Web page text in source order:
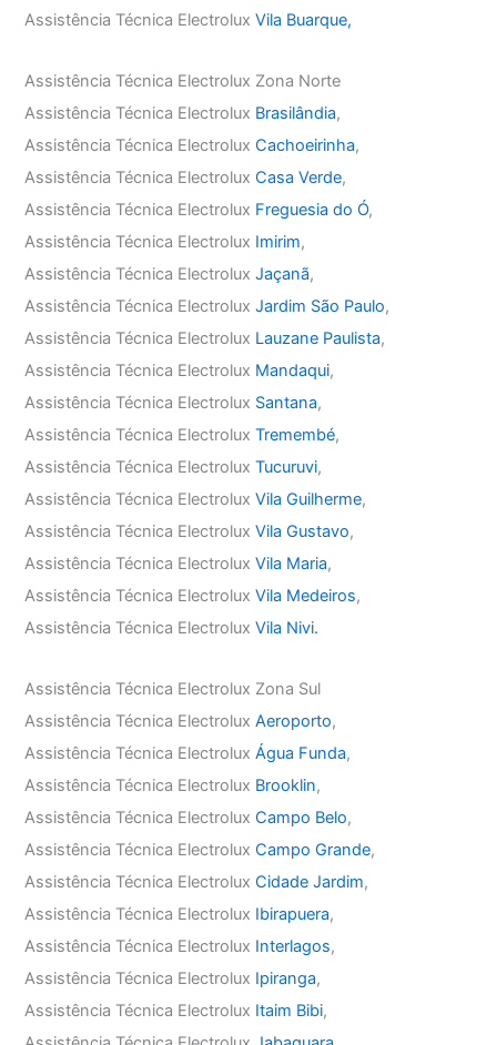
Assistência Técnica ElectroluxVila Buarque,
Assistência Técnica Electrolux Zona Norte
Assistência Técnica Electrolux Brasilândia,
Assistência Técnica ElectroluxCachoeirinha,
Assistência Técnica ElectroluxCasa Verde,
Assistência Técnica Electrolux Freguesia do Ó,
Assistência Técnica Electrolux Imirim,
Assistência Técnica ElectroluxJaçanã,
Assistência Técnica ElectroluxJardim São Paulo,
Assistência Técnica Electrolux Lauzane Paulista,
Assistência Técnica Electrolux Mandaqui,
Assistência Técnica Electrolux Santana,
Assistência Técnica ElectroluxTremembé,
Assistência Técnica ElectroluxTucuruvi,
Assistência Técnica ElectroluxVila Guilherme,
Assistência Técnica ElectroluxVila Gustavo,
Assistência Técnica ElectroluxVila Maria,
Assistência Técnica ElectroluxVila Medeiros,
Assistência Técnica ElectroluxVila Nivi.
Assistência Técnica Electrolux Zona Sul
Assistência Técnica ElectroluxAeroporto,
Assistência Técnica ElectroluxÁgua Funda,
Assistência Técnica Electrolux Brooklin,
Assistência Técnica ElectroluxCampo Belo,
Assistência Técnica ElectroluxCampo Grande,
Assistência Técnica ElectroluxCidade Jardim,
Assistência Técnica Electrolux Ibirapuera,
Assistência Técnica Electrolux Interlagos,
Assistência Técnica Electrolux Ipiranga,
Assistência Técnica Electrolux Itaim Bibi,